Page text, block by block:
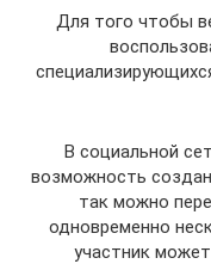
Для того чтобы
В социальной
возможность
так можно
одновременно
участник